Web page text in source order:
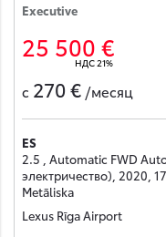
Executive
25 500 €
НДС 21%
с 270 € /месяц
ES
2.5 , Automatic FWD
электричество), 2020,
Metāliska
Lexus Rīga Airport